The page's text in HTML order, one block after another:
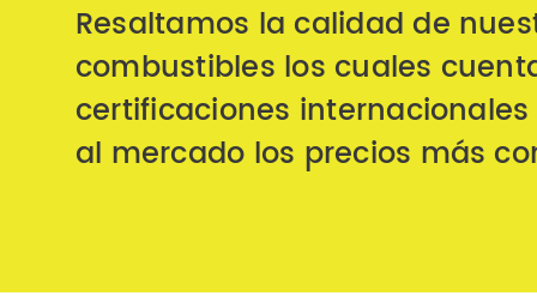
Resaltamos la calidad de
combustibles los cuales
certificaciones
al mercado los precios más